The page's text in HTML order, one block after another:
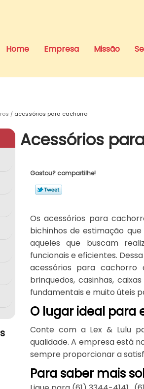
Home Empresa Missão
acessórios para cachorro
Acessórios
Gostou? compartilhe!
Os acessórios para
bichinhos de estimação
aqueles que buscam
funcionais e eficientes.
acessórios para cachorro
brinquedos, casinhas,
fundamentais e muito úteis
O lugar ideal para
Conte com a Lex & Lulu
qualidade. A empresa está
sempre proporcionar a
Para saber mais